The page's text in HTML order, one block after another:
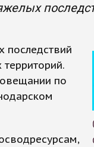
последствий
по